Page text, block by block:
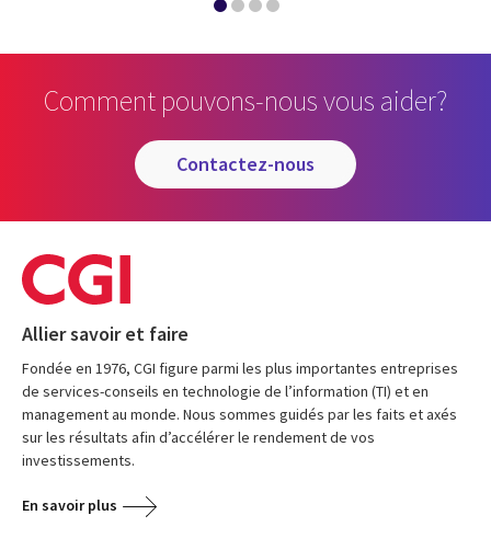
Comment pouvons-nous vous aider?
contactez-nous
Allier savoir et faire
Fondée en 1976, CGI figure parmi les plus importantes entreprises
de services-conseils en technologie de l’information (TI) et en
management au monde. Nous sommes guidés par les faits et axés
sur les résultats afin d’accélérer le rendement de vos
investissements.
En savoir plus